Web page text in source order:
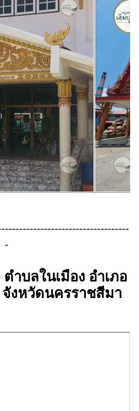
-
ำบลในเมือง อำเภอ
งหวัดนครราชสีมา